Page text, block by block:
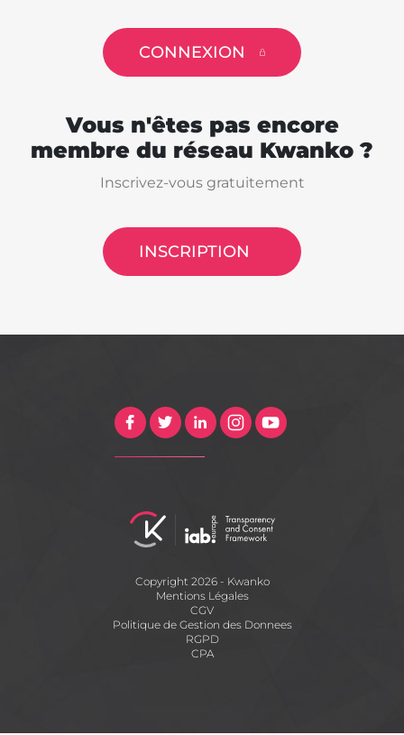
CONNEXION
Vous n'êtes pas encore
membre du réseau Kwanko ?
Inscrivez-vous gratuitement
INSCRIPTION
Copyright 2026 - Kwanko
Mentions Légales
CGV
Politique de Gestion des Donnees
RGPD
CPA